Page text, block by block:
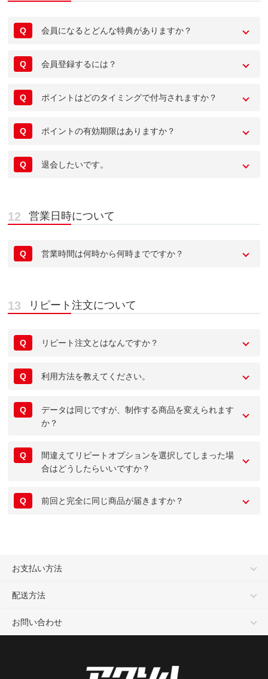
Q 会員になるとどんな特典がありますか？
Q 会員登録するには？
Q ポイントはどのタイミングで付与されますか？
Q ポイントの有効期限はありますか？
Q 退会したいです。
営業日時について
Q 営業時間は何時から何時までですか？
リピート注文について
Q リピート注文とはなんですか？
Q 利用方法を教えてください。
Q
データは同じですが、制作する商品を変えられます
か？
Q
間違えてリピートオプションを選択してしまった場
合はどうしたらいいですか？
Q 前回と完全に同じ商品が届きますか？
お支払い方法
配送方法
お問い合わせ